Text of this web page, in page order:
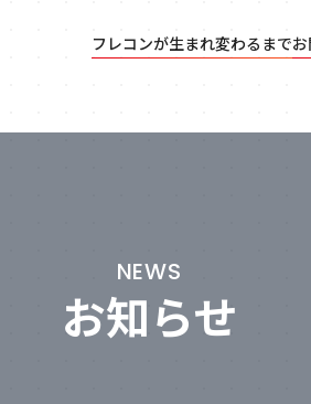
フレコンが生まれ変わるまで
NEWS
お知らせ